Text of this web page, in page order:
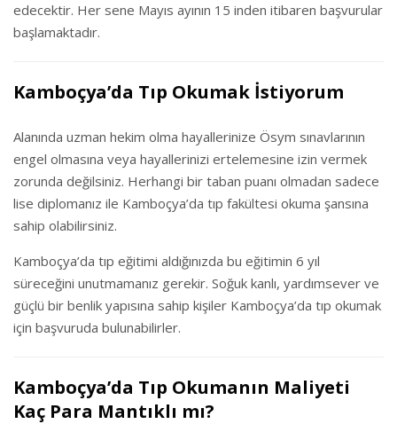
edecektir. Her sene Mayıs ayının 15 inden itibaren başvurular
başlamaktadır.
Kamboçya’da Tıp Okumak İstiyorum
Alanında uzman hekim olma hayallerinize Ösym sınavlarının
engel olmasına veya hayallerinizi ertelemesine izin vermek
zorunda değilsiniz. Herhangi bir taban puanı olmadan sadece
lise diplomanız ile Kamboçya’da tıp fakültesi okuma şansına
sahip olabilirsiniz.
Kamboçya’da tıp eğitimi aldığınızda bu eğitimin 6 yıl
süreceğini unutmamanız gerekir. Soğuk kanlı, yardımsever ve
güçlü bir benlik yapısına sahip kişiler Kamboçya’da tıp okumak
için başvuruda bulunabilirler.
Kamboçya’da Tıp Okumanın Maliyeti
Kaç Para Mantıklı mı?